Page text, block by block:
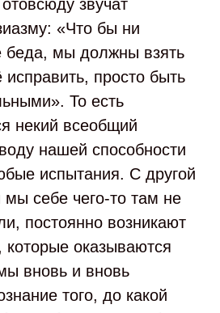
звучат
«Что бы ни
беда, мы должны взять
исправить, просто быть
То есть
некий всеобщий
нашей способности
испытания. С другой
себе чего-то там не
постоянно возникают
которые оказываются
вновь и вновь
того, до какой